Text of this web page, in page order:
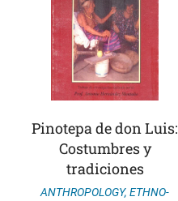
Pinotepa de don Luis:
Costumbres y
tradiciones
ANTHROPOLOGY,ETHNO-